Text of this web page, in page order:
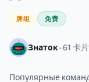
牌组 免费
Знаток•61 卡片
Популярные